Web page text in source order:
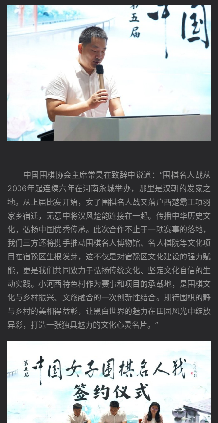
中国围棋协会主席常昊在致辞中说道：“围棋名人战从
2006年起连续六年在河南永城举办，那里是汉朝的发家之
地。从上届比赛开始，女子围棋名人战又落户西楚霸王项羽
家乡宿迁，无意中将汉风楚韵连接在一起。传播中华历史文
化，弘扬中国优秀传承。此次合作不止于一项赛事的落地，
我们三方还将携手推动围棋名人博物馆、名人棋院等文化项
目在宿豫区生根发芽，这不仅是对宿豫区文化建设的强力赋
能，更是我们共同致力于弘扬传统文化、坚定文化自信的生
动实践。小河西特色村作为赛事和项目的承载地，是围棋文
化与乡村振兴、文旅融合的一次创新性结合。期待围棋的静
与乡村的美相得益彰，让黑白世界的魅力在田园风光中绽放
异彩，打造一张独具魅力的文化心灵名片。”